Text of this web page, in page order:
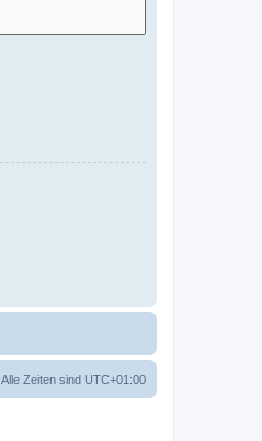
Alle Zeiten sind UTC+01:00